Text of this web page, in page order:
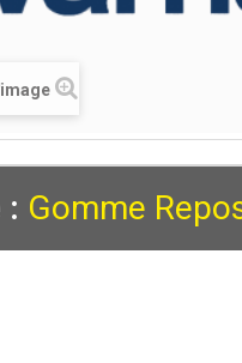
: Gomme